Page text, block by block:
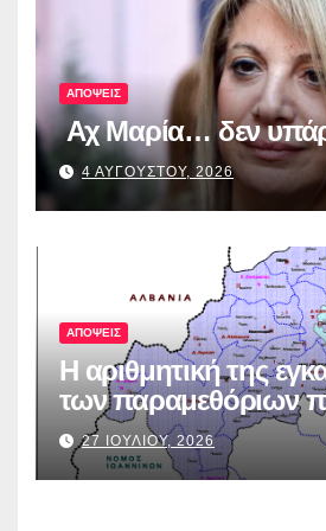
λογοδοσία»
ΑΠΟΨΕΙΣ
Αχ Μαρία… δεν
4 ΑΥΓΟΥΣΤΟΥ, 2026
ΑΠΟΨΕΙΣ
Η αριθμητική της
των παραμεθόριων
27 ΙΟΥΛΙΟΥ, 2026